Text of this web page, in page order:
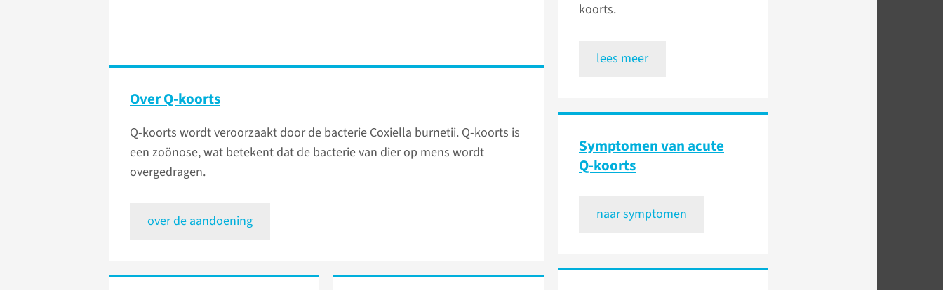
Over Q-koorts
Q-koorts wordt veroorzaakt door de bacterie Coxiella burnetii. Q-koorts is
een zoönose, wat betekent dat de bacterie van dier op mens wordt
overgedragen.
over de aandoening
koorts.
lees meer
Symptomen van acute
Q-koorts
naar symptomen